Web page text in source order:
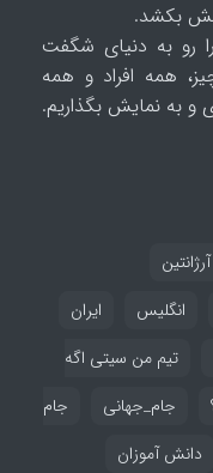
بکشد.
رو به دنیای شگفت
همه افراد و همه
و به نمایش بگذاریم.
آرژانتین
انگلیس
ایران
تیم من سیتی اگه
جام_جهانی
جام
دانش آموزان